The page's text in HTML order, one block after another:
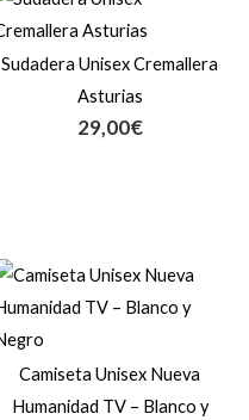
Sudadera Unisex Cremallera
Asturias
29,00€
Camiseta Unisex Nueva
Humanidad TV – Blanco y